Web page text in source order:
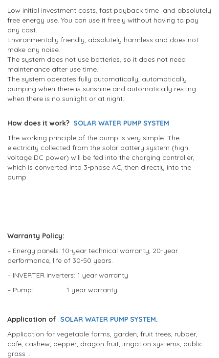
Low initial investment costs, fast payback time and absolutely
free energy use. You can use it freely without having to pay
any cost.
Environmentally friendly, absolutely harmless and does not
make any noise.
The system does not use batteries, so it does not need
maintenance after use time.
The system operates fully automatically, automatically
pumping when there is sunshine and automatically resting
when there is no sunlight or at night.
How does it work? SOLAR WATER PUMP SYSTEM
The working principle of the pump is very simple. The
electricity collected from the solar battery system (high
voltage DC power) will be fed into the charging controller,
which is converted into 3-phase AC, then directly into the
pump.
Warranty Policy:
– Energy panels: 10-year technical warranty, 20-year
performance, life of 30-50 years.
– INVERTER inverters: 1 year warranty
– Pump: 1 year warranty
Application of SOLAR WATER PUMP SYSTEM.
Application for vegetable farms, garden, fruit trees, rubber,
cafe, cashew, pepper, dragon fruit, irrigation systems, public
grass …